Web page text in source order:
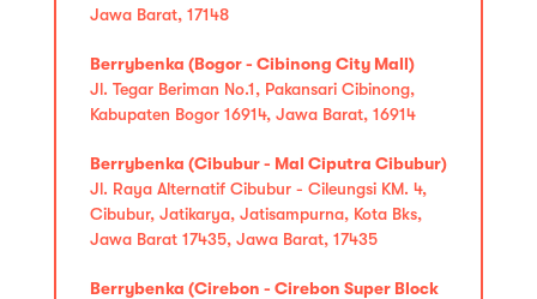
Jawa Barat, 17148
Berrybenka (Bogor - Cibinong City Mall)
Jl. Tegar Beriman No.1, Pakansari Cibinong,
Kabupaten Bogor 16914, Jawa Barat, 16914
Berrybenka (Cibubur - Mal Ciputra Cibubur)
Jl. Raya Alternatif Cibubur - Cileungsi KM. 4,
Cibubur, Jatikarya, Jatisampurna, Kota Bks,
Jawa Barat 17435, Jawa Barat, 17435
Berrybenka (Cirebon - Cirebon Super Block